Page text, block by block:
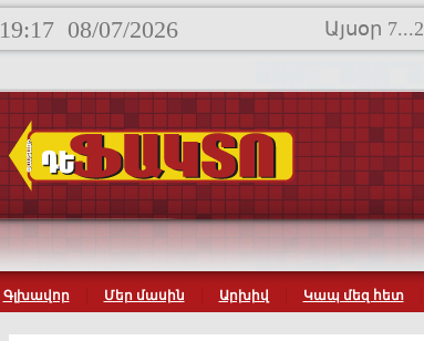
19:17 08/07/2026 Այսօր 7...2
Գլխավոր Մեր մասին Արխիվ Կապ մեզ հետ